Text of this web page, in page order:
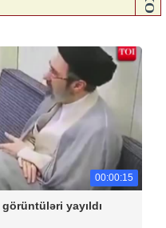
00:00:15
yayıldı